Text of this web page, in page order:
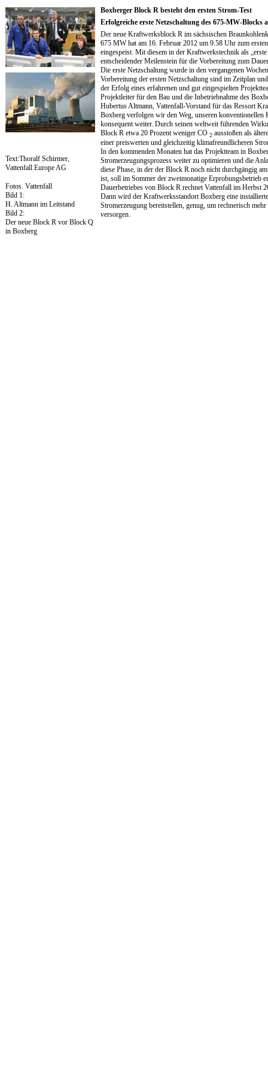
Boxberger Block R besteht den ersten Strom-Test
Erfolgreiche erste Netzschaltung des 675-MW-Blocks
Der neue Kraftwerksblock R im sächsischen
675 MW hat am 16. Februar 2012 um 9.58 Uhr zum
eingespeist. Mit diesem in der Kraftwerkstechnik als
entscheidender Meilenstein für die Vorbereitung zum
Die erste Netzschaltung wurde in den vergangenen
Vorbereitung der ersten Netzschaltung sind im Zeitplan
der Erfolg eines erfahrenen und gut eingespielten
Projektleiter für den Bau und die Inbetriebnahme des
Hubertus Altmann, Vattenfall-Vorstand für das Ressort
Boxberg verfolgen wir den Weg, unseren
konsequent weiter. Durch seinen weltweit führenden
Block R etwa 20 Prozent weniger CO 2 ausstoßen als
einer preiswerten und gleichzeitig klimafreundlicheren
In den kommenden Monaten hat das Projektteam in
Stromerzeugungsprozess weiter zu optimieren und die
diese Phase, in der der Block R noch nicht durchgängig
ist, soll im Sommer der zweimonatige Erprobungsbetrieb
Dauerbetriebes von Block R rechnet Vattenfall im Herbst
Dann wird der Kraftwerksstandort Boxberg eine
Stromerzeugung bereitstellen, genug, um rechnerisch
versorgen.
Text:Thoralf Schirmer,
Vattenfall Europe AG
Fotos. Vattenfall
Bild 1:
H. Altmann im Leitstand
Bild 2:
Der neue Block R vor Block Q
in Boxberg